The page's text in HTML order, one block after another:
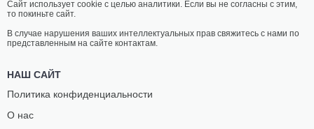
Сайт использует cookie с целью аналитики. Если вы не согласны с этим,
то покиньте сайт.
В случае нарушения ваших интеллектуальных прав свяжитесь с нами по
представленным на сайте контактам.
НАШ САЙТ
Политика конфиденциальности
О нас